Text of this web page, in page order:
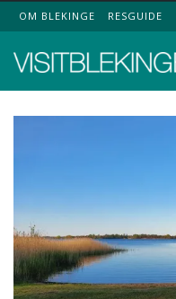
Top Menu
OM BLEKINGE RESGUIDE